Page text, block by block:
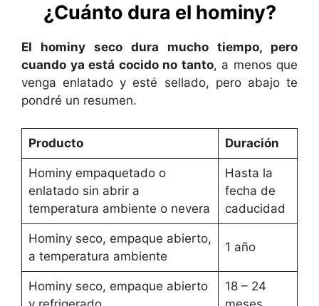
¿Cuánto dura el hominy?
El hominy seco dura mucho tiempo, pero
cuando ya está cocido no tanto, a menos que
venga enlatado y esté sellado, pero abajo te
pondré un resumen.
Producto Duración
Hominy empaquetado o
enlatado sin abrir a
temperatura ambiente o nevera
Hasta la
fecha de
caducidad
Hominy seco, empaque abierto,
a temperatura ambiente
1 año
Hominy seco, empaque abierto
18 – 24